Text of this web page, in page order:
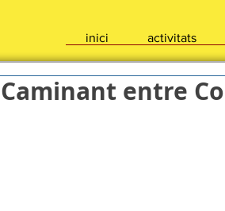
inici activitats
Caminant entre